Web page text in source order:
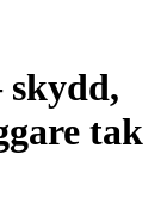
skydd,
tak